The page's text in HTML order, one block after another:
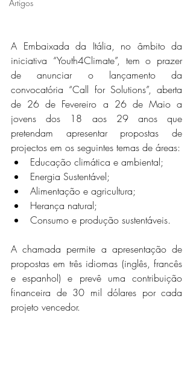
Artigos
A Embaixada da Itália, no âmbito da
iniciativa “Youth4Climate”, tem o prazer
de anunciar o lançamento da
convocatória “Call for Solutions”, aberta
de 26 de Fevereiro a 26 de Maio a
jovens dos 18 aos 29 anos que
pretendam apresentar propostas de
projectos em os seguintes temas de áreas:
Educação climática e ambiental;
Energia Sustentável;
Alimentação e agricultura;
Herança natural;
Consumo e produção sustentáveis.
A chamada permite a apresentação de
propostas em três idiomas (inglês, francês
e espanhol) e prevê uma contribuição
financeira de 30 mil dólares por cada
projeto vencedor.